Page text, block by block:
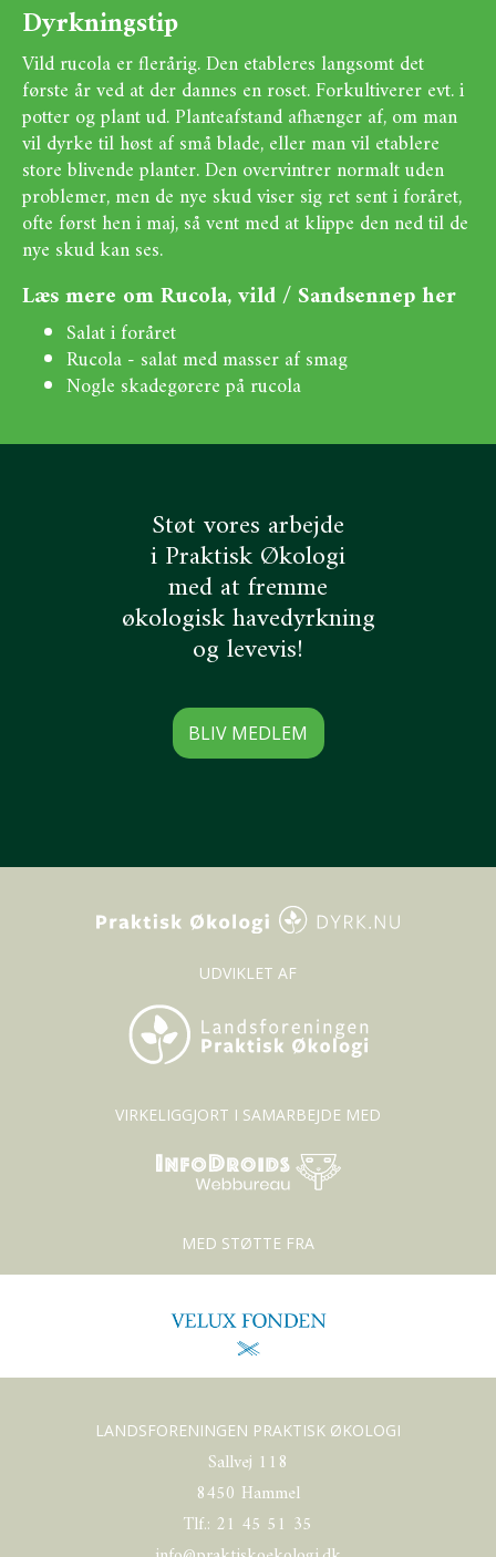
Dyrkningstip
Vild rucola er flerårig. Den etableres langsomt det
første år ved at der dannes en roset. Forkultiverer evt. i
potter og plant ud. Planteafstand afhænger af, om man
vil dyrke til høst af små blade, eller man vil etablere
store blivende planter. Den overvintrer normalt uden
problemer, men de nye skud viser sig ret sent i foråret,
ofte først hen i maj, så vent med at klippe den ned til de
nye skud kan ses.
Læs mere om Rucola, vild / Sandsennep her
Salat i foråret
Rucola - salat med masser af smag
Nogle skadegørere på rucola
Støt vores arbejde
i Praktisk Økologi
med at fremme
økologisk havedyrkning
og levevis!
BLIV MEDLEM
UDVIKLET AF
VIRKELIGGJORT I SAMARBEJDE MED
MED STØTTE FRA
LANDSFORENINGEN PRAKTISK ØKOLOGI
Sallvej 118
8450 Hammel
Tlf.: 21 45 51 35